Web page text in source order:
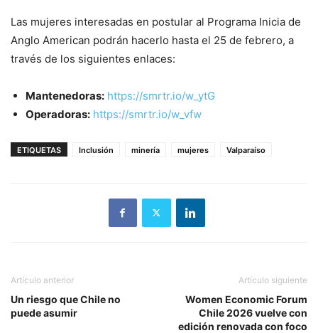
Las mujeres interesadas en postular al Programa Inicia de
Anglo American podrán hacerlo hasta el 25 de febrero, a
través de los siguientes enlaces:
Mantenedoras: https://smrtr.io/w_ytG
Operadoras: https://smrtr.io/w_vfw
ETIQUETAS Inclusión minería mujeres Valparaíso
Artículo anterior
Un riesgo que Chile no
puede asumir
Artículo siguiente
Women Economic Forum
Chile 2026 vuelve con
edición renovada con foco